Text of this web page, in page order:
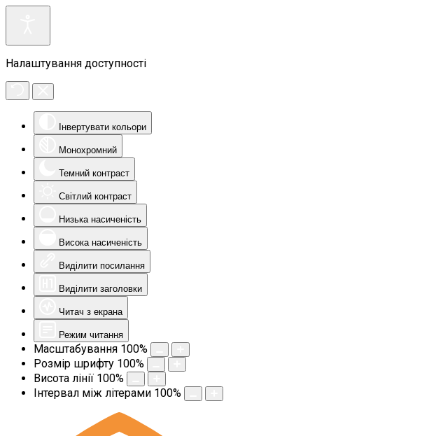
Налаштування доступності
Інвертувати кольори
Монохромний
Темний контраст
Світлий контраст
Низька насиченість
Висока насиченість
Виділити посилання
Виділити заголовки
Читач з екрана
Режим читання
Масштабування 100%
Розмір шрифту 100%
Висота лінії 100%
Інтервал між літерами 100%